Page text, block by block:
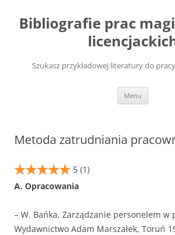
treści
Bibliografie prac
Szukasz przykładowej literatury do
Menu
Metoda zatrudniania
5 (1)
A. Opracowania
– W. Bańka, Zarządzanie personelem
Wydawnictwo Adam Marszałek, Toruń